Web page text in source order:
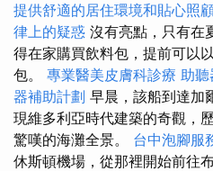
提供舒適的居住環境和貼心照
律上的疑惑 沒有亮點，只有在
得在家購買飲料包，提前可以
包。 專業醫美皮膚科診療 助聽
器補助計劃 早晨，該船到達加
現維多利亞時代建築的奇觀，
驚嘆的海灘全景。 台中泡腳服
休斯頓機場，從那裡開始前往